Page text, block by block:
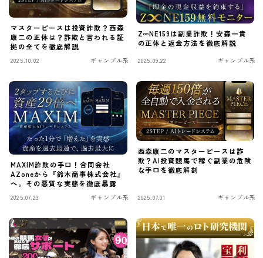
マスターピースは投資詐欺？西森
康二の正体は？詐欺と言われる証
拠の全てを徹底解説
2025.10.02 ギャンブル系
Z∞NE159は副業詐欺！安森一貴
の正体と返金方法を徹底解説
2025.09.22 ギャンブル系
MAXIM詐欺の手口！合同会社
AZoneから『鈴木商事株式会社』
へ。その悪質な実態を徹底暴露
2025.07.23 ギャンブル系
西森康二のマスターピースは詐
欺？AI投資競馬で稼ぐ副業の危険
な手口を徹底解剖
2025.07.01 ギャンブル系